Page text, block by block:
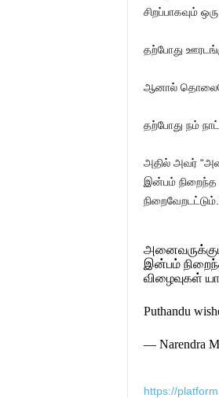
சிறப்பாகவும்
தற்போது
ஆனால்
தற்போது நம்
அதில் அவர்
இன்பம் நிறைந்த
இன்பம்
விழைவுகள்
Puthandu
— Narendra
https://